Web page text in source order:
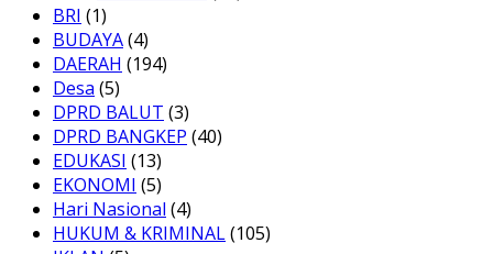
BRI (1)
BUDAYA(4)
DAERAH (194)
Desa (5)
DPRD BALUT (3)
DPRD BANGKEP (40)
EDUKASI (13)
EKONOMI (5)
Hari Nasional (4)
HUKUM & KRIMINAL(105)